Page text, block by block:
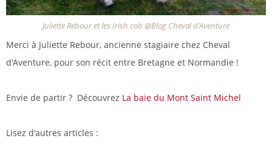
Juliette Rebour et les Irish cob @Blog Cheval d'Aventure
Merci à Juliette Rebour, ancienne stagiaire chez Cheval
d'Aventure, pour son récit entre Bretagne et Normandie !
Envie de partir ? Découvrez La baie du Mont Saint Michel
Lisez d'autres articles :